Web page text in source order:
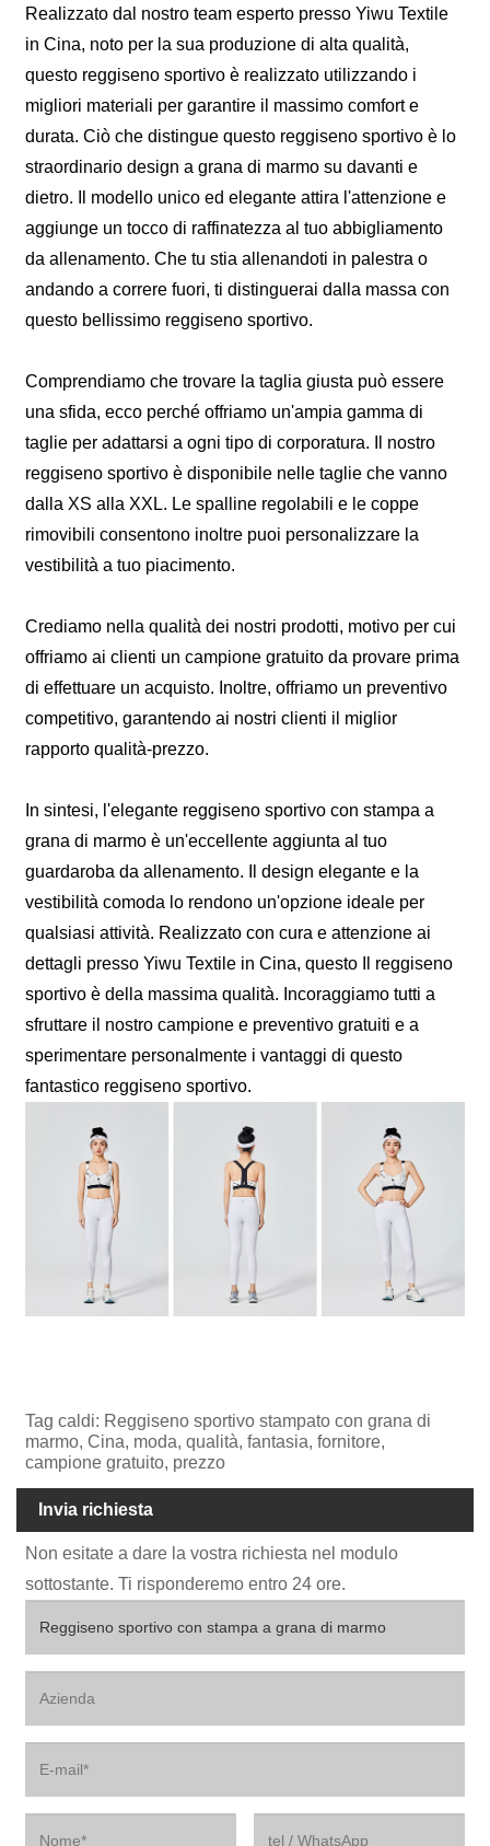
Realizzato dal nostro team esperto presso Yiwu Textile
in Cina, noto per la sua produzione di alta qualità,
questo reggiseno sportivo è realizzato utilizzando i
migliori materiali per garantire il massimo comfort e
durata. Ciò che distingue questo reggiseno sportivo è lo
straordinario design a grana di marmo su davanti e
dietro. Il modello unico ed elegante attira l'attenzione e
aggiunge un tocco di raffinatezza al tuo abbigliamento
da allenamento. Che tu stia allenandoti in palestra o
andando a correre fuori, ti distinguerai dalla massa con
questo bellissimo reggiseno sportivo.
Comprendiamo che trovare la taglia giusta può essere
una sfida, ecco perché offriamo un'ampia gamma di
taglie per adattarsi a ogni tipo di corporatura. Il nostro
reggiseno sportivo è disponibile nelle taglie che vanno
dalla XS alla XXL. Le spalline regolabili e le coppe
rimovibili consentono inoltre puoi personalizzare la
vestibilità a tuo piacimento.
Crediamo nella qualità dei nostri prodotti, motivo per cui
offriamo ai clienti un campione gratuito da provare prima
di effettuare un acquisto. Inoltre, offriamo un preventivo
competitivo, garantendo ai nostri clienti il ​​miglior
rapporto qualità-prezzo.
In sintesi, l'elegante reggiseno sportivo con stampa a
grana di marmo è un'eccellente aggiunta al tuo
guardaroba da allenamento. Il design elegante e la
vestibilità comoda lo rendono un'opzione ideale per
qualsiasi attività. Realizzato con cura e attenzione ai
dettagli presso Yiwu Textile in Cina, questo Il reggiseno
sportivo è della massima qualità. Incoraggiamo tutti a
sfruttare il nostro campione e preventivo gratuiti e a
sperimentare personalmente i vantaggi di questo
fantastico reggiseno sportivo.
Tag caldi: Reggiseno sportivo stampato con grana di
marmo, Cina, moda, qualità, fantasia, fornitore,
campione gratuito, prezzo
Invia richiesta
Non esitate a dare la vostra richiesta nel modulo
sottostante. Ti risponderemo entro 24 ore.